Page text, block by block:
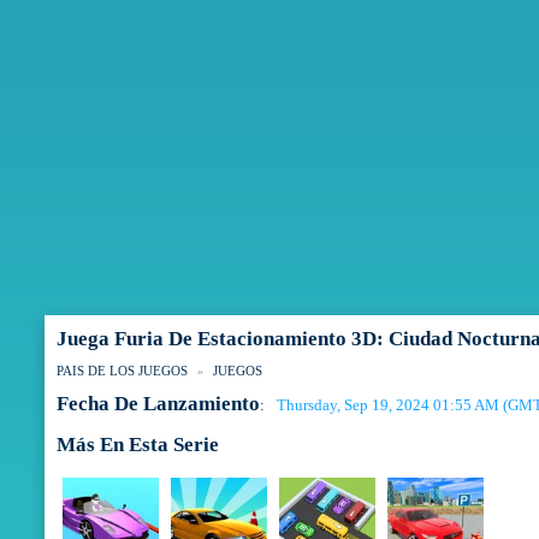
Juega Furia De Estacionamiento 3D: Ciudad
PAIS DE LOS JUEGOS JUEGOS
Fecha De Lanzamiento: Thursday, Sep 19, 2024 01:55 AM
Más En Esta Serie